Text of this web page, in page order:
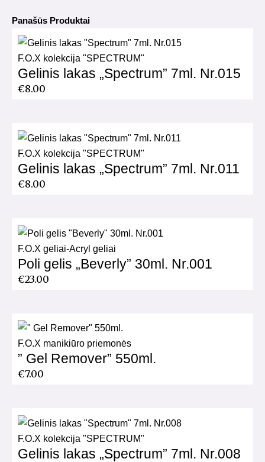
Panašūs Produktai
F.O.X kolekcija "SPECTRUM"
Gelinis lakas „Spectrum” 7ml. Nr.015
€8.00
F.O.X kolekcija "SPECTRUM"
Gelinis lakas „Spectrum” 7ml. Nr.011
€8.00
F.O.X geliai-Acryl geliai
Poli gelis „Beverly” 30ml. Nr.001
€23.00
F.O.X manikiūro priemonės
” Gel Remover” 550ml.
€7.00
F.O.X kolekcija "SPECTRUM"
Gelinis lakas „Spectrum” 7ml. Nr.008